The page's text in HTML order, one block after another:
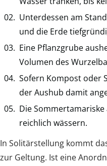
Unterdessen am
und die Erde
Eine Pflanzgrube
Volumen des
Sofern Kompost oder
der Aushub damit
Die
reichlich wässern.
In Solitärstellung kommt
zur Geltung. Ist eine